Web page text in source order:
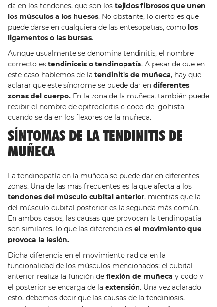
da en los tendones, que son los tejidos fibrosos que unen
los músculos a los huesos. No obstante, lo cierto es que
puede darse en cualquiera de las entesopatías, como los
ligamentos o las bursas.
Aunque usualmente se denomina tendinitis, el nombre
correcto es tendiniosis o tendinopatía. A pesar de que en
este caso hablemos de la tendinitis de muñeca, hay que
aclarar que este síndrome se puede dar en diferentes
zonas del cuerpo. En la zona de la muñeca, también puede
recibir el nombre de epitrocleitis o codo del golfista
cuando se da en los flexores de la muñeca.
SÍNTOMAS DE LA TENDINITIS DE
MUÑECA
La tendinopatía en la muñeca se puede dar en diferentes
zonas. Una de las más frecuentes es la que afecta a los
tendones del músculo cubital anterior, mientras que la
del músculo cubital posterior es la segunda más común.
En ambos casos, las causas que provocan la tendinopatía
son similares, lo que las diferencia es el movimiento que
provoca la lesión.
Dicha diferencia en el movimiento radica en la
funcionalidad de los músculos mencionados: el cubital
anterior realiza la función de flexión de muñeca y codo y
el posterior se encarga de la extensión. Una vez aclarado
esto, debemos decir que las causas de la tendiniosis,